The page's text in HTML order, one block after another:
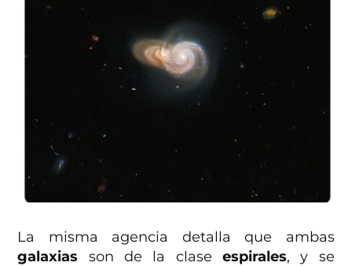
La misma agencia detalla que ambas
galaxias son de la clase espirales, y se